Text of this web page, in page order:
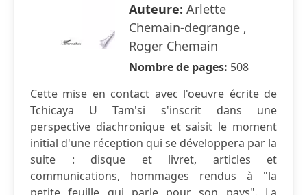
Auteure: Arlette
Chemain-degrange ,
Roger Chemain
Nombre de pages: 508
Cette mise en contact avec l'oeuvre écrite de
Tchicaya U Tam'si s'inscrit dans une
perspective diachronique et saisit le moment
initial d'une réception qui se développera par la
suite : disque et livret, articles et
communications, hommages rendus à "la